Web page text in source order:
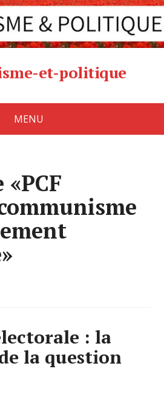
et-politique
MENU
: la
la question